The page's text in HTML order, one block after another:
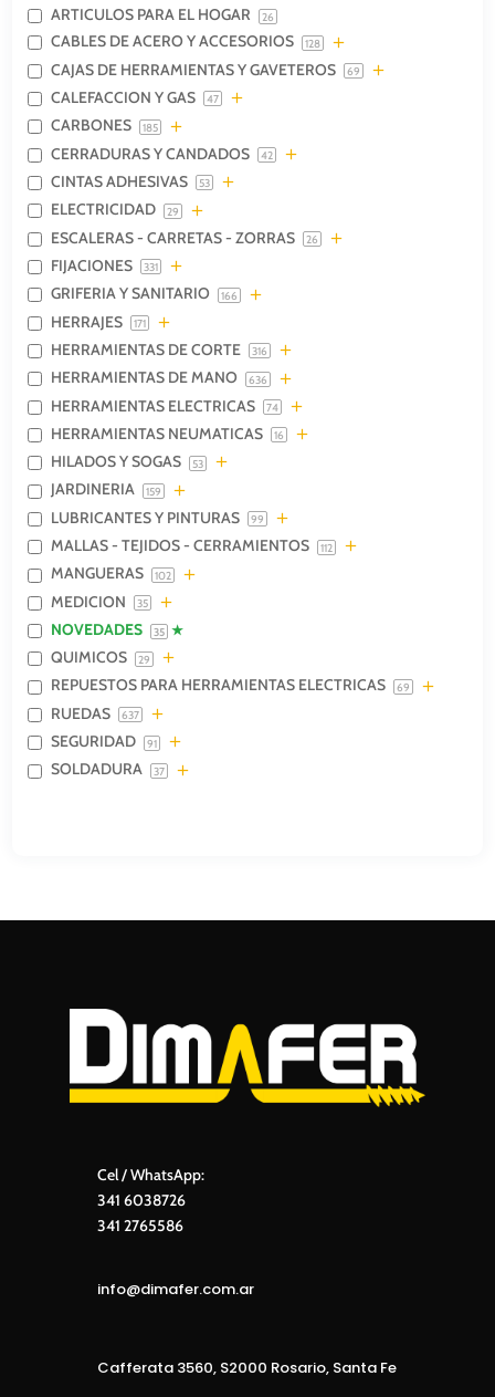
ARTICULOS PARA EL HOGAR 26
CABLES DE ACERO Y ACCESORIOS 128
CAJAS DE HERRAMIENTAS Y GAVETEROS 69
CALEFACCION Y GAS 47
CARBONES 185
CERRADURAS Y CANDADOS 42
CINTAS ADHESIVAS 53
ELECTRICIDAD 29
ESCALERAS - CARRETAS - ZORRAS 26
FIJACIONES 331
GRIFERIA Y SANITARIO 166
HERRAJES 171
HERRAMIENTAS DE CORTE 316
HERRAMIENTAS DE MANO 636
HERRAMIENTAS ELECTRICAS 74
HERRAMIENTAS NEUMATICAS 16
HILADOS Y SOGAS 53
JARDINERIA 159
LUBRICANTES Y PINTURAS 99
MALLAS - TEJIDOS - CERRAMIENTOS 112
MANGUERAS 102
MEDICION 35
NOVEDADES 35
QUIMICOS 29
REPUESTOS PARA HERRAMIENTAS ELECTRICAS 69
RUEDAS 637
SEGURIDAD 91
SOLDADURA 37
Cel / WhatsApp:
341 6038726
341 2765586
info@dimafer.com.ar
Cafferata 3560, S2000 Rosario, Santa Fe